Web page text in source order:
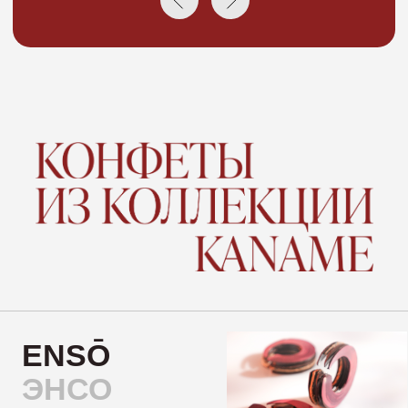
чувствовать процесс, как придать конфете
красивые конфеты, а не просто повторять
чужие рецепты.
Изготовление начинок (в каждой
конфете 2 и более вкусовых слоя –
для сложного, глубокого раскрытия).